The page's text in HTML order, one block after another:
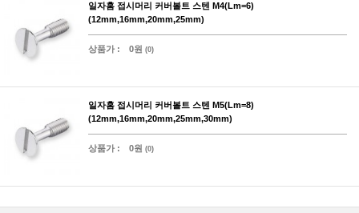
일자홈 접시머리 커버볼트 스텐 M4(Lm=6)
(12mm,16mm,20mm,25mm)
상품가 : 0원 (0)
일자홈 접시머리 커버볼트 스텐 M5(Lm=8)
(12mm,16mm,20mm,25mm,30mm)
상품가 : 0원 (0)